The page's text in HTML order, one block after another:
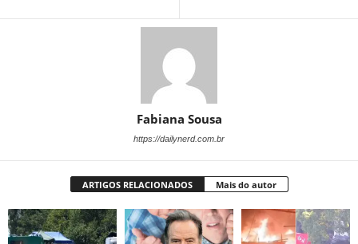
Fabiana Sousa
https://dailynerd.com.br
ARTIGOS RELACIONADOS Mais do autor